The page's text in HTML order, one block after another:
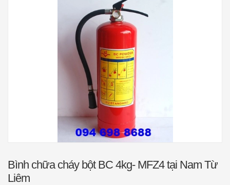
Bình chữa cháy bột BC 4kg- MFZ4 tại Nam Từ
Liêm